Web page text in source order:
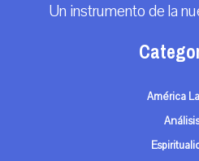
Un instrumento de la
América
Análisis